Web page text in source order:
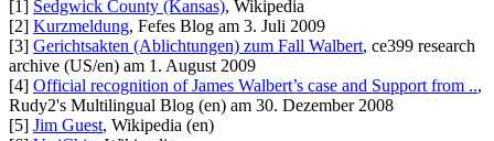
[1] Sedgwick County (Kansas), Wikipedia
[2] Kurzmeldung, Fefes Blog am 3. Juli 2009
[3] Gerichtsakten (Ablichtungen) zum Fall Walbert, ce399 research
archive (US/en) am 1. August 2009
[4] Official recognition of James Walbert’s case and Support from ..,
Rudy2's Multilingual Blog (en) am 30. Dezember 2008
[5] Jim Guest, Wikipedia (en)